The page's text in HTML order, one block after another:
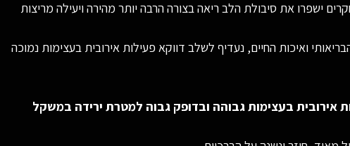
ישפרו את סיבולת הלב ריאה בצורה הרבה יותר מהירה ויעילה מריצות
ואיכות החיים, נעדיף לשלב דווקא פעילות אירובית בעצימות נמוכה
אירובית בעצימות גבוהה ובדופק גבוה למטרת ירידה במשקל